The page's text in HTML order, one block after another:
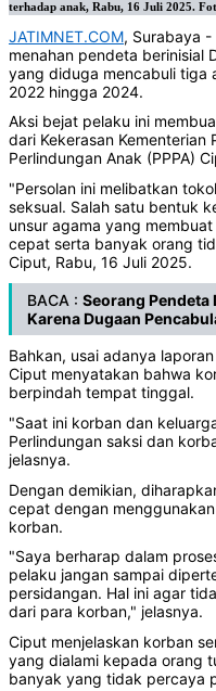
terhadap anak, Rabu, 16 Juli 2025.
JATIMNET.COM, Surabaya
menahan pendeta berinisial
yang diduga mencabuli tiga
2022 hingga 2024.
Aksi bejat pelaku ini
dari Kekerasan
Perlindungan Anak (PPPA)
"Persolan ini melibatkan
seksual. Salah satu bentuk
unsur agama yang
cepat serta banyak orang
Ciput, Rabu, 16 Juli 2025.
BACA : Seorang Pendeta
Karena Dugaan
Bahkan, usai adanya
Ciput menyatakan bahwa
berpindah tempat tinggal.
"Saat ini korban dan
Perlindungan saksi dan
jelasnya.
Dengan demikian,
cepat dengan
korban.
"Saya berharap dalam
pelaku jangan sampai
persidangan. Hal ini agar
dari para korban," jelasnya.
Ciput menjelaskan korban
yang dialami kepada orang
banyak yang tidak percaya